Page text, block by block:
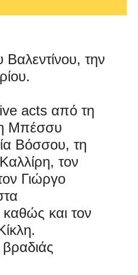
την
acts από τη
Μπέσσυ
Βόσσου, τη
τον
Γιώργο
και τον